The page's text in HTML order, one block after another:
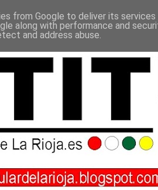
from Google to deliver its
along with performance and
and address abuse.